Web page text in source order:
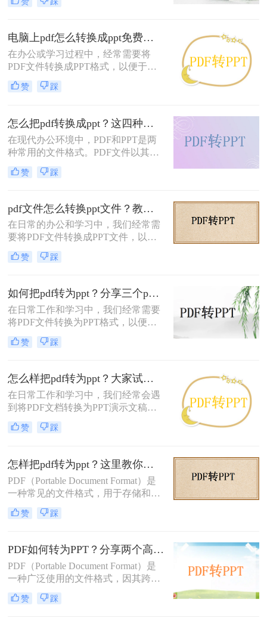
示产品的优势和特点，不过，我们工
的，如果你接到一份PDF格式的文
件，需要将其转换成PPT格式的文
档，你会怎么做呢？新建一个PPT，
把内容搬过去吗？还是直接转换呢？
如果想要简单快速的解决，最好的方
法就是pdf文件怎么转换成ppt文件，
换，
电脑上pdf怎么转换成ppt免费？这二种方法可以帮到你！
在办公或学习过程中，经常需要将
PDF文件转换成PPT格式，以便于编
辑和展示。尽管市面上有很多付费的
转换工具，但其实也存在一些免费的
PDF怎么转换成PPT免费呢？下面将
介绍两种在电脑上免费将PDF转换成
PPT的方法。
赞 踩
怎么把pdf转换成ppt？这四种方法推荐大家使用！
在现代办公环境中，PDF和PPT是两
种常用的文件格式。PDF文件以其跨
平台、不易被篡改的特性在文档传递
中占据重要地位，而PPT则以其直
骚。然而，有时候我们需要将PDF中
的内容转换成PPT格式，以便进行编
辑和演示。那么怎么把PDF转换成
PPT呢？本文将为您介绍几种实用的
方法，帮助您轻松实现PDF到PPT的
转换。
赞 踩
pdf文件怎么转换ppt文件？教你这四种快速转换cad的方法！
在日常的办公和学习中，我们经常需
要将PDF文件转换成PPT文件，以便
更好地进行演示和讲解。PDF格式的
文件虽然方便阅读和分享，但其在编
PPT文件则更适合用于制作幻灯片并
进行演示。那么PDF文件怎么转换
PPT文件呢？本文将介绍四种将PDF
文件转换为PPT文件的方法，帮助您
轻松实现这一转换过程。
赞 踩
如何把pdf转为ppt？分享三个pdf转ppt的方法！
在日常工作和学习中，我们经常需要
将PDF文件转换为PPT格式，以便在
演示或教学中使用。那么如何把pdf转
为ppt呢？本文将介绍三种不同的方
换。
赞 踩
怎么样把pdf转为ppt？大家试试这三种方法！
在日常工作和学习中，我们经常会遇
到将PDF文档转换为PPT演示文稿的
需求。无论是为了方便演示、编辑或
者分享资料，PDF转PPT都是一项相
ppt呢？本文将为大家介绍三种简单、
有效的方法，帮助您快速将PDF转换
为PPT，提高工作效率。
赞 踩
怎样把pdf转为ppt？这里教你这二种方法！
PDF（Portable Document Format）是
一种常见的文件格式，用于存储和传
输电子文档。而PPT（PowerPoint）则
是一种常用的演示文稿格式，广泛应
候，我们需要将PDF转换为PPT以便
更方便地编辑和演示。那么，怎样把
pdf转为ppt呢？下面将为您详细介
绍。
赞 踩
PDF如何转为PPT？分享两个高效精准的方法!
PDF（Portable Document Format）是
一种广泛使用的文件格式，因其跨平
台、跨设备的特性，PDF文档常用于
分享和打印。然而，PDF并不支持交
赞 踩